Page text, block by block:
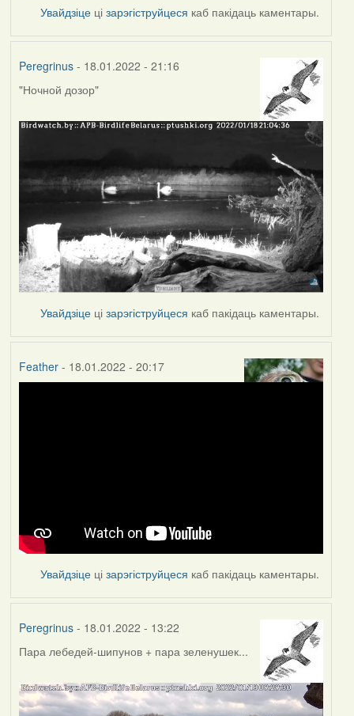
Увайдзіце цізарэгіструйцеся каб пакідаць каментары.
Peregrinus- 18.01.2022 - 21:16
"Ночной дозор"
Увайдзіце цізарэгіструйцеся каб пакідаць каментары.
Feather- 18.01.2022 - 20:17
Увайдзіце цізарэгіструйцеся каб пакідаць каментары.
Peregrinus- 18.01.2022 - 13:22
Пара лебедей-шипунов + пара зеленушек...